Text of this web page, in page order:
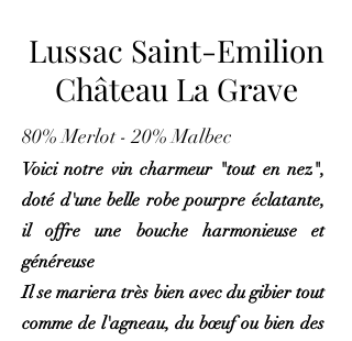
Lussac Saint-Emilion
Château La Grave
80% Merlot - 20% Malbec
Voici notre vin charmeur "tout en nez",
doté d'une belle robe pourpre éclatante,
il offre une bouche harmonieuse et
généreuse
Il se mariera très bien avec du gibier tout
comme de l'agneau, du bœuf ou bien des